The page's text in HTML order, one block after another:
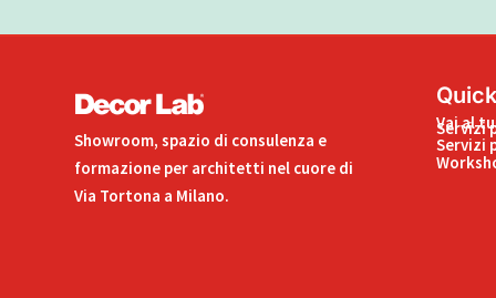
Showroom, spazio di consulenza e
formazione per architetti nel cuore di
Via Tortona a Milano.
Vai al
Servizi
Servizi